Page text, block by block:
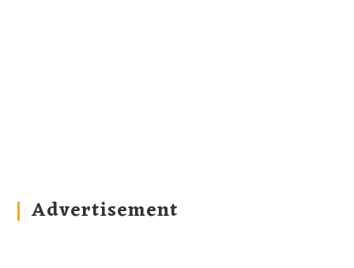
Advertisement